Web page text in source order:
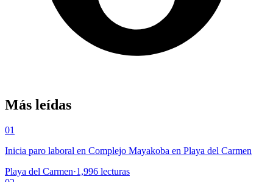
Más leídas
01
Inicia paro laboral en Complejo Mayakoba en Playa del Carmen
Playa del Carmen·1,996 lecturas